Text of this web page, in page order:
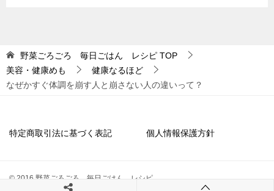
野菜ごろごろ 毎日ごはん レシピ TOP
美容・健康めも
健康なるほど
なぜかすぐ体調を崩す人と崩さない人の違いって？
特定商取引法に基づく表記 個人情報保護方針
© 2016 野菜ごろごろ 毎日ごはん レシピ